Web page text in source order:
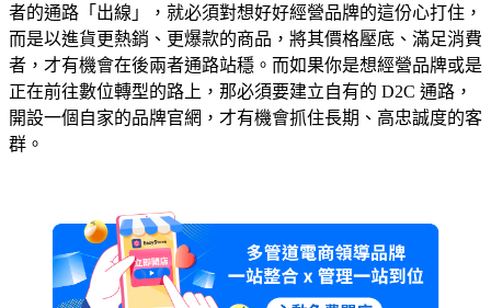
者的通路「出線」，就必須對想好好經營品牌的這份心打住，
而是以進貨更熱銷、更爆款的商品，將其價格壓底、滿足消費
者，才有機會在後兩者通路站穩。而如果你是想經營品牌或是
正在前往數位轉型的路上，那必須要建立自有的 D2C 通路，
開設一個自家的品牌官網，才有機會抓住長期、高忠誠度的客
群。